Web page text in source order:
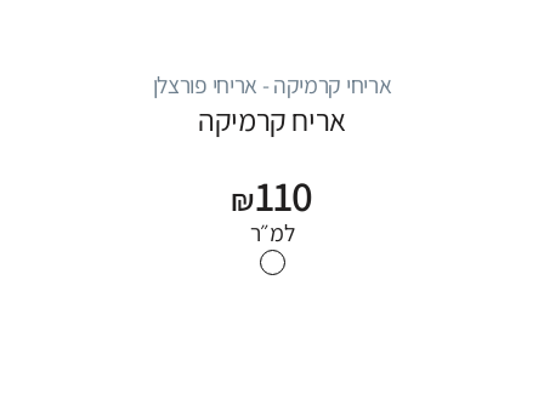
אריחי קרמיקה - אריחי פורצלן
אריח קרמיקה
₪110
למ״ר